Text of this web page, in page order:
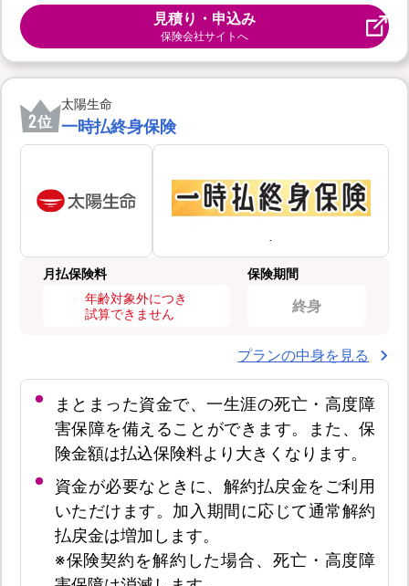
見積り・申込み
保険会社サイトへ
2位
太陽生命
一時払終身保険
月払保険料
年齢対象外につき
試算できません
保険期間
終身
プランの中身を見る
まとまった資金で、一生涯の死亡・高度障
害保障を備えることができます。また、保
険金額は払込保険料より大きくなります。
資金が必要なときに、解約払戻金をご利用
いただけます。加入期間に応じて通常解約
払戻金は増加します。
※保険契約を解約した場合、死亡・高度障